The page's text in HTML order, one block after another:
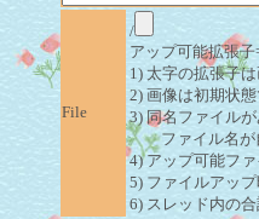
File
/
アップ可能拡張子
1) 太字の拡張子
2) 画像は初期状
3) 同名ファイル
ファイル名が自
4) アップ可能フ
5) ファイルアッ
6) スレッド内の